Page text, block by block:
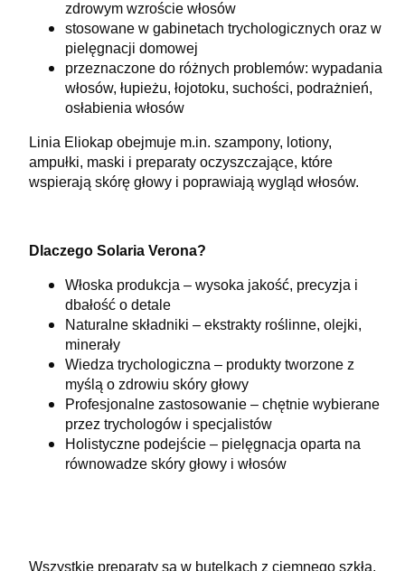
zdrowym wzroście włosów
stosowane w gabinetach trychologicznych oraz w
pielęgnacji domowej
przeznaczone do różnych problemów: wypadania
włosów, łupieżu, łojotoku, suchości, podrażnień,
osłabienia włosów
Linia Eliokap obejmuje m.in. szampony, lotiony,
ampułki, maski i preparaty oczyszczające, które
wspierają skórę głowy i poprawiają wygląd włosów.
Dlaczego Solaria Verona?
Włoska produkcja – wysoka jakość, precyzja i
dbałość o detale
Naturalne składniki – ekstrakty roślinne, olejki,
minerały
Wiedza trychologiczna – produkty tworzone z
myślą o zdrowiu skóry głowy
Profesjonalne zastosowanie – chętnie wybierane
przez trychologów i specjalistów
Holistyczne podejście – pielęgnacja oparta na
równowadze skóry głowy i włosów
Wszystkie preparaty są w butelkach z ciemnego szkła,